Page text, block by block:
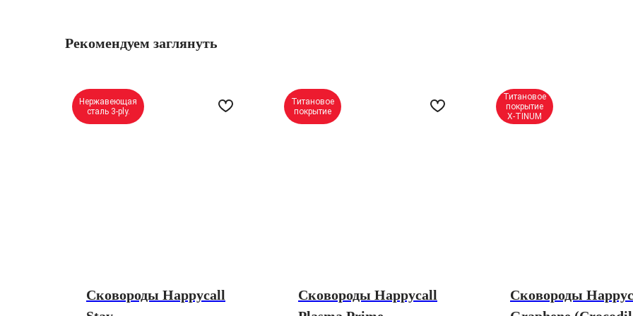
Рекомендуем заглянуть
Нержавеющая
сталь 3-ply.
Сковороды Happycall
Титановое
покрытие
Сковороды Happycall
Титановое
покрытие
X-TINUM
Сковороды